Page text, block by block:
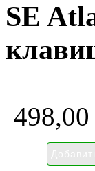
SE
498,00